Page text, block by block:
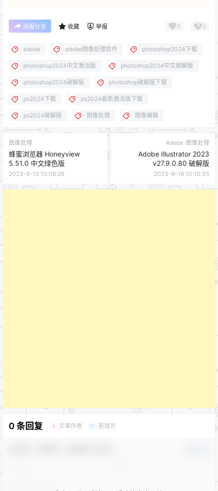
海报分享 收藏 举报 0 0
adobe adobe图像处理软件 photoshop2024下载
photoshop2024中文激活版 photoshop2024中文破解版
photoshop2024破解版 photoshop破解版下载
ps2024下载 ps2024最新激活版下载
ps2024破解版 图像处理 图像编辑
图像处理
蜂蜜浏览器 Honeyview
5.51.0 中文绿色版
2023-9-15 10:08:26
Adobe 图像处理
Adobe Illustrator 2023
v27.9.0.80 破解版
2023-9-16 10:10:35
0 条回复 A 文章作者 M 管理员